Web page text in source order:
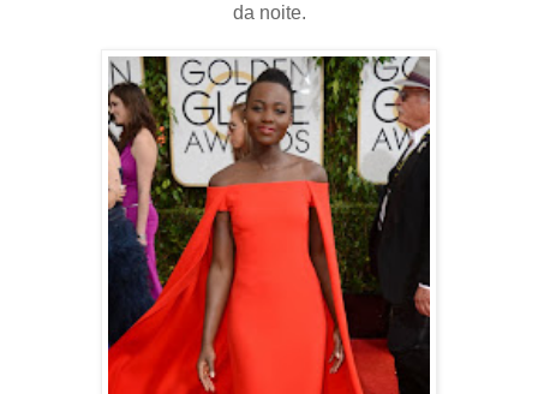
da noite.